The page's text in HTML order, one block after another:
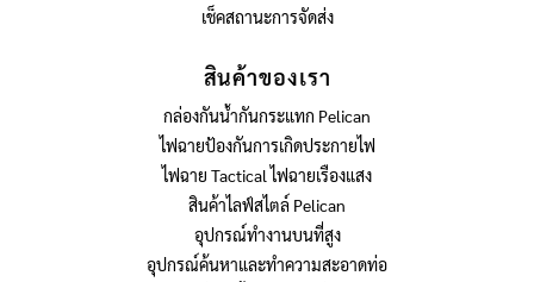
เช็คสถานะการจัดส่ง
สินค้าของเรา
กล่องกันน้ำกันกระแทก Pelican
ไฟฉายป้องกันการเกิดประกายไฟ
ไฟฉาย Tactical ไฟฉายเรืองแสง
สินค้าไลฟ์สไตล์ Pelican
อุปกรณ์ทำงานบนที่สูง
อุปกรณ์ค้นหาและทำความสะอาดท่อ